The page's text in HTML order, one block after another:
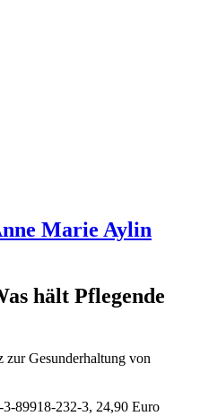
Marie Aylin
hält Pflegende
zur Gesunderhaltung von
89918-232-3, 24,90 Euro